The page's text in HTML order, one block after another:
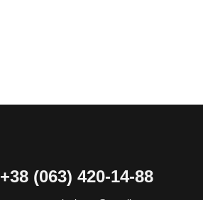
+38 (063) 420-14-88